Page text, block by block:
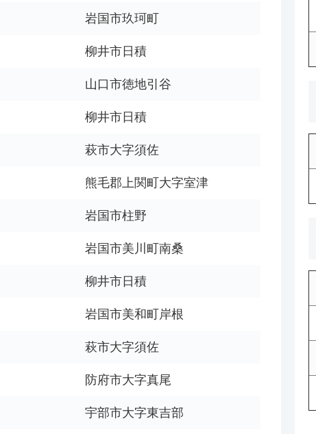
岩国市玖珂町
柳井市日積
山口市徳地引谷
柳井市日積
萩市大字須佐
熊毛郡上関町大字室津
岩国市柱野
岩国市美川町南桑
柳井市日積
岩国市美和町岸根
萩市大字須佐
防府市大字真尾
宇部市大字東吉部